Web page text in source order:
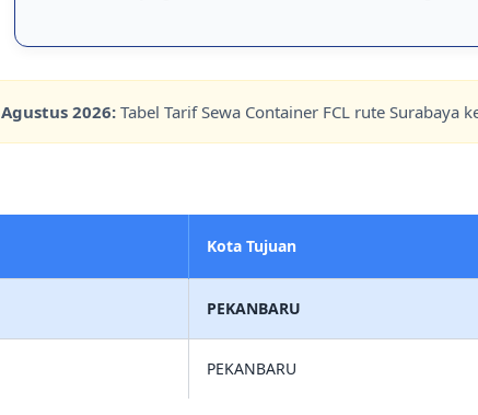
Agustus 2026: Tabel Tarif Sewa Container FCL rute Surabaya
Kota Tujuan
PEKANBARU
PEKANBARU